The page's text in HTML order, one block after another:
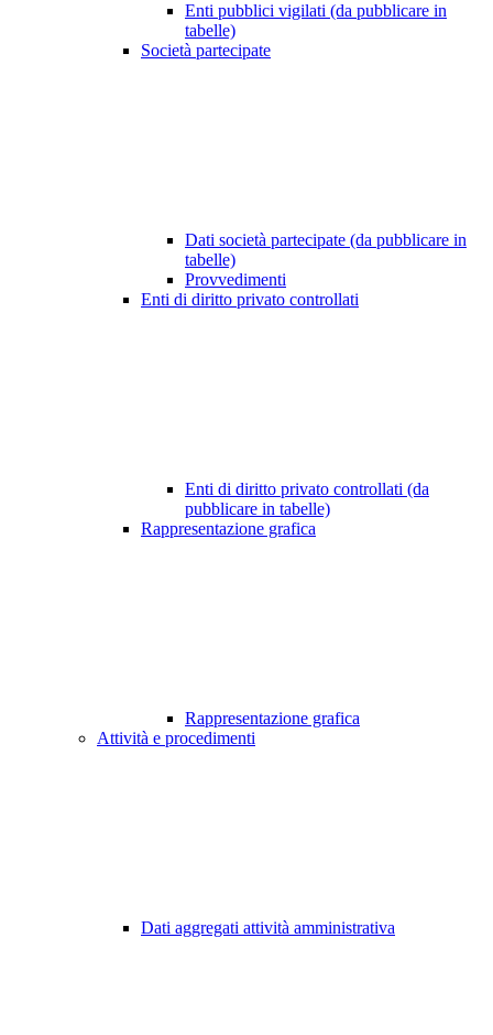
Enti pubblici vigilati (da pubblicare in
tabelle)
Società partecipate
Dati società partecipate (da pubblicare in
tabelle)
Provvedimenti
Enti di diritto privato controllati
Enti di diritto privato controllati (da
pubblicare in tabelle)
Rappresentazione grafica
Rappresentazione grafica
Attività e procedimenti
Dati aggregati attività amministrativa